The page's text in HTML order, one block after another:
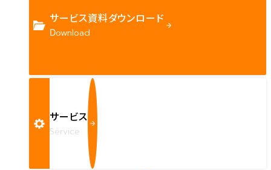
サービス資料ダウンロード
Download
サービス
Service